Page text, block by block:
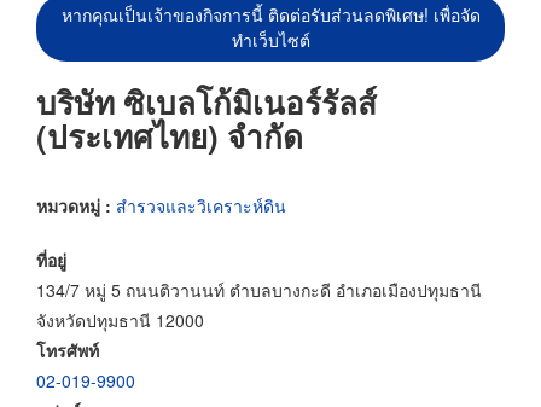
หากคุณเป็นเจ้าของกิจการนี้ ติดต่อรับส่วนลดพิเศษ! เพื่อจัด
ทำเว็บไซต์
บริษัท ซิเบลโก้มิเนอร์รัลส์
(ประเทศไทย) จำกัด
หมวดหมู่ : สำรวจและวิเคราะห์ดิน
ที่อยู่
134/7 หมู่ 5 ถนนติวานนท์ ตำบลบางกะดี อำเภอเมืองปทุมธานี
จังหวัดปทุมธานี 12000
โทรศัพท์
02-019-9900